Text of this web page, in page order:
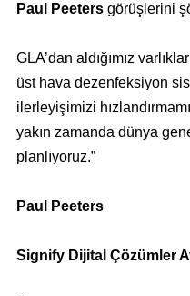
Paul Peeters görüşlerini
GLA’dan aldığımız
üst hava dezenfeksiyon
ilerleyişimizi
yakın zamanda dünya
planlıyoruz.”
Paul Peeters
Signify Dijital Çözümler